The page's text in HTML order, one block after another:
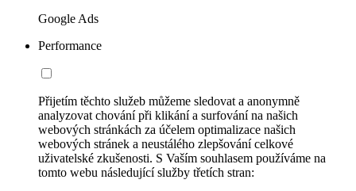
Google Ads
Performance
Přijetím těchto služeb můžeme sledovat a anonymně
analyzovat chování při klikání a surfování na našich
webových stránkách za účelem optimalizace našich
webových stránek a neustálého zlepšování celkové
uživatelské zkušenosti. S Vaším souhlasem používáme na
tomto webu následující služby třetích stran: